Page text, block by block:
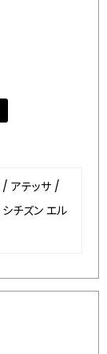
/ アテッサ /
シチズン エル